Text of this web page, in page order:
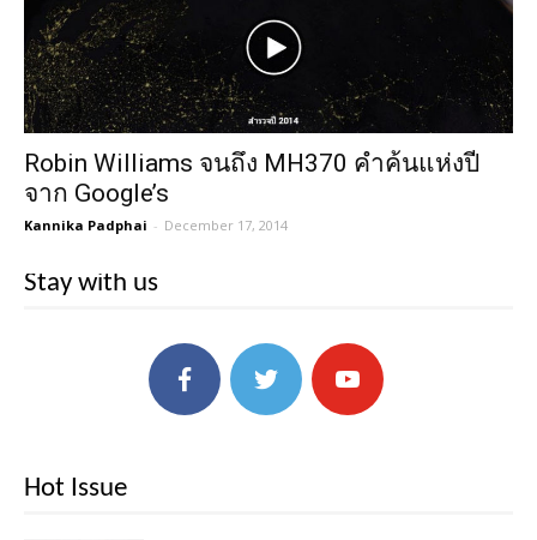
Robin Williams จนถึง MH370 คำค้นแห่งปี
จาก Google’s
Kannika Padphai - December 17, 2014
Stay with us
Hot Issue